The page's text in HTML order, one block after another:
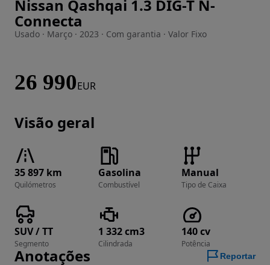
Imagem 1 de 29
Nissan Qashqai 1.3 DIG-T N-
Connecta
Usado · Março · 2023 · Com garantia · Valor Fixo
26 990EUR
Visão geral
35 897 km
Quilómetros
Gasolina
Combustível
Manual
Tipo de Caixa
SUV / TT
Segmento
1 332 cm3
Cilindrada
140 cv
Potência
Anotações Reportar